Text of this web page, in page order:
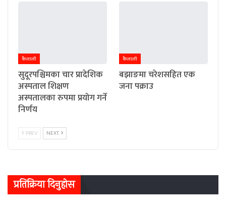
कैलाली
सुदूरपश्चिमका चार प्रादेशिक
अस्पताल शिक्षण
अस्पतालका रुपमा प्रयोग गर्ने
निर्णय
कैलाली
बझाङमा चरेशसहित एक
जना पक्राउ
PREV NEXT
प्रतिक्रिया दिनुहोस